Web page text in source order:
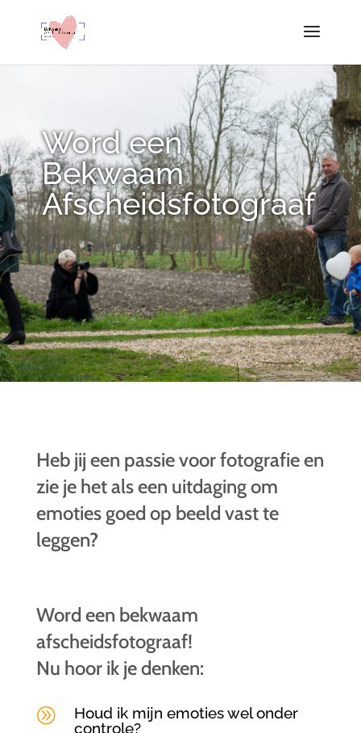
Word een
Bekwaam
Afscheidsfotograaf
Heb jij een passie voor fotografie en
zie je het als een uitdaging om
emoties goed op beeld vast te
leggen?
Word een bekwaam
afscheidsfotograaf!
Nu hoor ik je denken:
A
Houd ik mijn emoties wel onder
controle?